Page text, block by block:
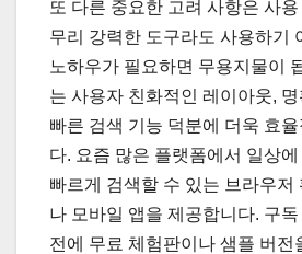
또 다른 중요한 고려 사항은 사
무리 강력한 도구라도 사용하기
노하우가 필요하면 무용지물이
는 사용자 친화적인 레이아웃,
빠른 검색 기능 덕분에 더욱 효율
다. 요즘 많은 플랫폼에서 일상
빠르게 검색할 수 있는 브라우저
나 모바일 앱을 제공합니다. 구독
전에 무료 체험판이나 샘플 버전